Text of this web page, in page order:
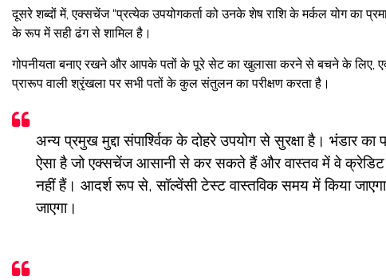
दूसरे शब्दों में, एक्सचेंज “प्रत्येक उपयोगकर्ता को उनके शेष राशि के मर्कल योग का
के रूप में सही ढंग से शामिल है।
गोपनीयता बनाए रखने और आपके पतों के पूरे सेट का खुलासा करने से बचने के लिए,
प्रारूप वाली श्रृंखला पर सभी पतों के कुल संतुलन का परीक्षण करता है।
अन्य प्रमुख मुद्दा संपार्श्विक के दोहरे उपयोग से सुरक्षा है। भंडार
ऐसा है जो एक्सचेंज आसानी से कर सकते हैं और वास्तव में वे क्रेडिट
नहीं हैं। आदर्श रूप से, सॉल्वेंसी टेस्ट वास्तविक समय में किया
जाएगा।